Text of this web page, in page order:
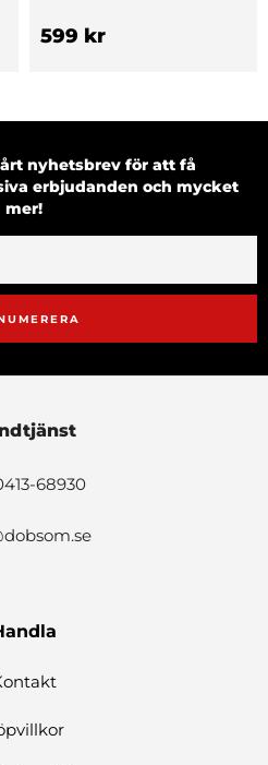
599 kr
nyhetsbrev för att få
erbjudanden och mycket
mer!
68930